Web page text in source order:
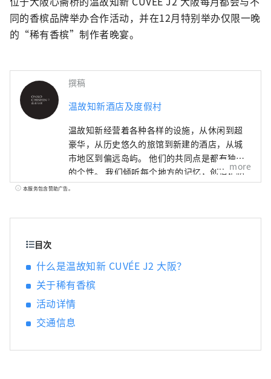
同的香槟品牌举办合作活动，并在12月特别举办仅限一晚
的“稀有香槟”制作者晚宴。
撰稿
温故知新酒店及度假村
温故知新经营着各种各样的设施，从休闲到超
豪华，从历史悠久的旅馆到新建的酒店，从城
市地区到偏远岛屿。 他们的共同点是都有独特
的个性。 我们倾听每个地方的记忆，创造定制
且独特的住宿概念。
more
本服务包含赞助广告。
目次
什么是温故知新 CUVÉE J2 大阪？
关于稀有香槟
活动详情
交通信息